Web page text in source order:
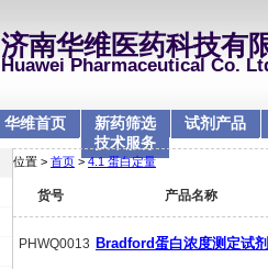
济南华维医药科技有
Huawei Pharmaceutical Co.
华维首页
新药筛选
技术服务
试剂产品
位置 > 首页 >4.1 蛋白定量
货号 产品名称
PHWQ0013 Bradford蛋白浓度测定试